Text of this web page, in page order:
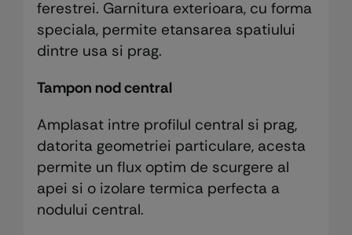
ferestrei. Garnitura exterioara, cu forma
speciala, permite etansarea spatiului
dintre usa si prag.
Tampon nod central
Amplasat intre profilul central si prag,
datorita geometriei particulare, acesta
permite un flux optim de scurgere al
apei si o izolare termica perfecta a
nodului central.